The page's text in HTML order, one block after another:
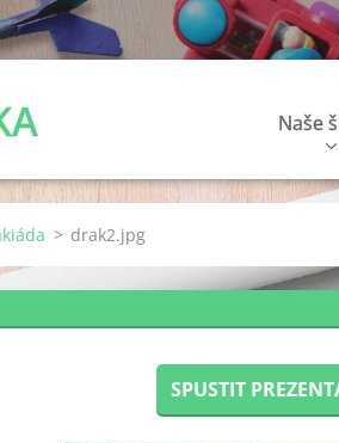
Naše
> drak2.jpg
SPUSTIT